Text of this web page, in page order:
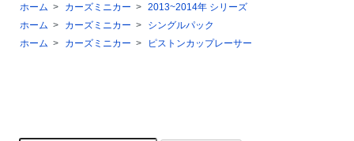
ホーム > カーズミニカー > 2013~2014年 シリーズ
ホーム > カーズミニカー >
シングルパック
ホーム > カーズミニカー > ピストンカップレーサー